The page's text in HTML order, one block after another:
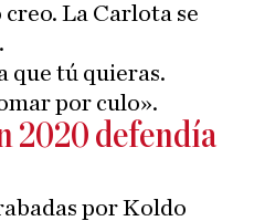
creo. La Carlota se
que tú quieras.
por culo».
2020 defendía
por Koldo